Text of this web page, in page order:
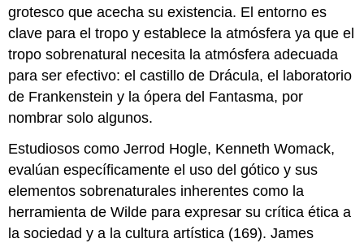
grotesco que acecha su existencia. El entorno es
clave para el tropo y establece la atmósfera ya que el
tropo sobrenatural necesita la atmósfera adecuada
para ser efectivo: el castillo de Drácula, el laboratorio
de Frankenstein y la ópera del Fantasma, por
nombrar solo algunos.
Estudiosos como Jerrod Hogle, Kenneth Womack,
evalúan específicamente el uso del gótico y sus
elementos sobrenaturales inherentes como la
herramienta de Wilde para expresar su crítica ética a
la sociedad y a la cultura artística (169). James